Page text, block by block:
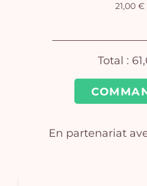
21,00 €
Total :
En partenariat